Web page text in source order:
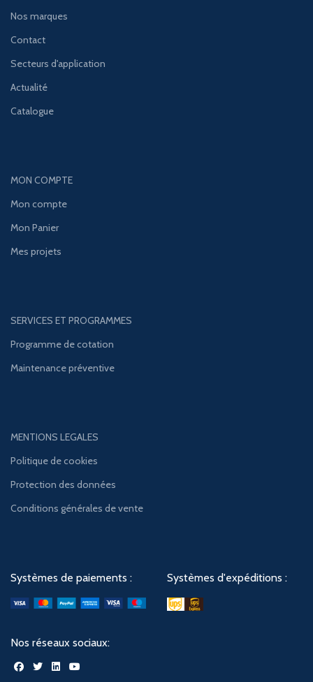
Nos marques
Contact
Secteurs d'application
Actualité
Catalogue
MON COMPTE
Mon compte
Mon Panier
Mes projets
SERVICES ET PROGRAMMES
Programme de cotation
Maintenance préventive
MENTIONS LEGALES
Politique de cookies
Protection des données
Conditions générales de vente
Systèmes de paiements : Systèmes d'expéditions :
Nos réseaux sociaux: